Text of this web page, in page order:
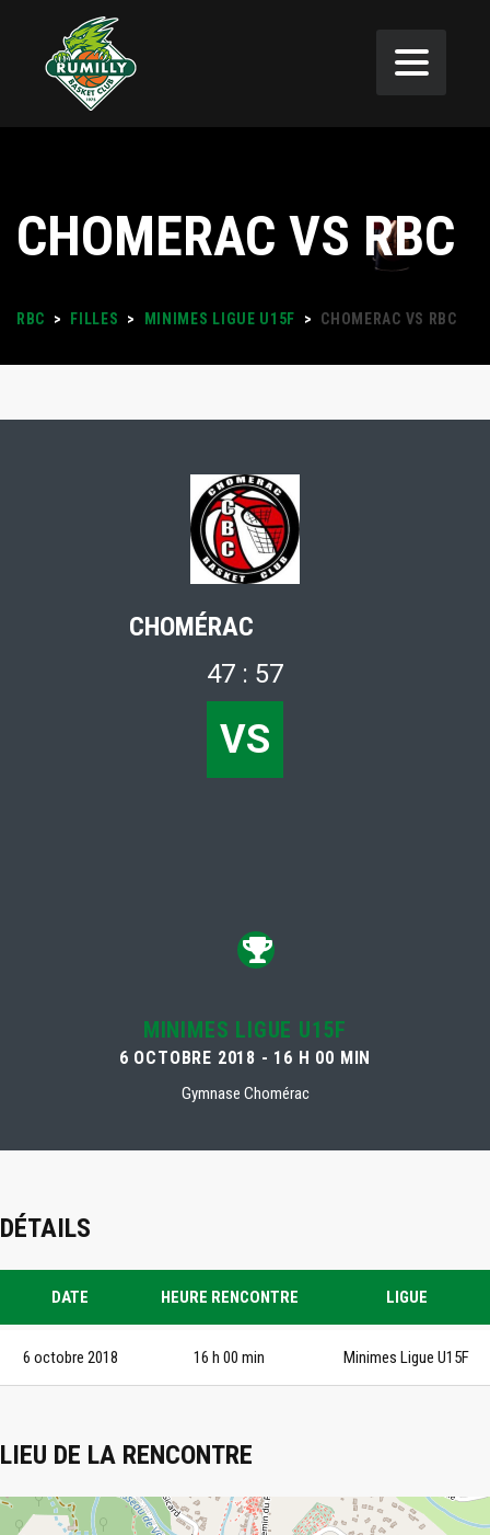
CHOMERAC VS RBC
RBC > FILLES > MINIMES LIGUE U15F > CHOMERAC VS RBC
CHOMÉRAC
47 : 57
VS
MINIMES LIGUE U15F
6 OCTOBRE 2018 - 16 H 00 MIN
Gymnase Chomérac
DÉTAILS
DATE HEURE RENCONTRE LIGUE
6 octobre 2018 16 h 00 min Minimes Ligue U15F
LIEU DE LA RENCONTRE